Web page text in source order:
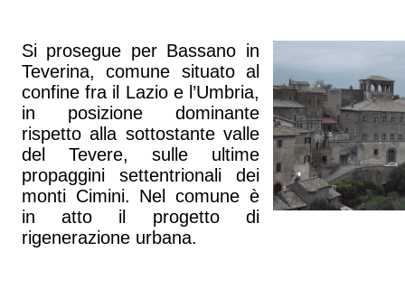
Si prosegue per Bassano in
Teverina, comune situato al
confine fra il Lazio e l’Umbria,
in posizione dominante
rispetto alla sottostante valle
del Tevere, sulle ultime
propaggini settentrionali dei
monti Cimini. Nel comune è
in atto il progetto di
rigenerazione urbana.